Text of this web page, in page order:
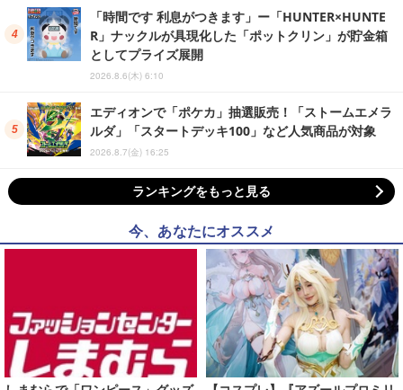
「時間です 利息がつきます」ー「HUNTER×HUNTE
R」ナックルが具現化した「ポットクリン」が貯金箱
としてプライズ展開
2026.8.6(木) 6:10
エディオンで「ポケカ」抽選販売！「ストームエメラ
ルダ」「スタートデッキ100」など人気商品が対象
2026.8.7(金) 16:25
ランキングをもっと見る
今、あなたにオススメ